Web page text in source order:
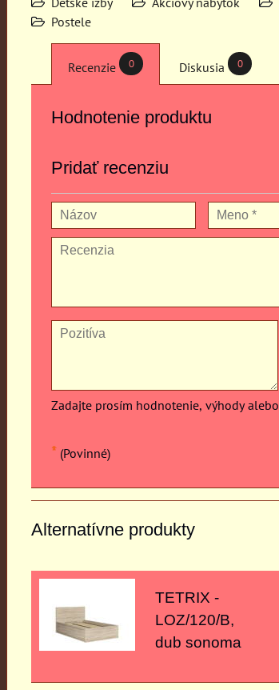
Postele
Recenzie 0 Diskusia 0
Hodnotenie produktu
Pridať recenziu
Zadajte prosím hodnotenie, výhody
* (Povinné)
Alternatívne produkty
TETRIX -
LOZ/120/B,
dub sonoma